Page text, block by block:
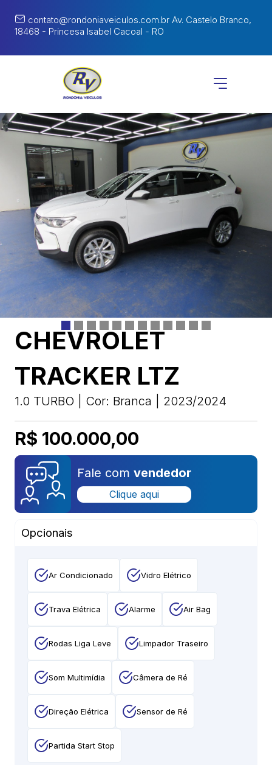
contato@rondoniaveiculos.com.br Av. Castelo Branco,
18468 - Princesa Isabel Cacoal - RO
CHEVROLET
TRACKER LTZ
1.0 TURBO | Cor: Branca | 2023/2024
R$ 100.000,00
Fale com vendedor
Clique aqui
Opcionais
Ar Condicionado Vidro Elétrico
Trava Elétrica Alarme Air Bag
Rodas Liga Leve Limpador Traseiro
Som Multimídia Câmera de Ré
Direção Elétrica Sensor de Ré
Partida Start Stop